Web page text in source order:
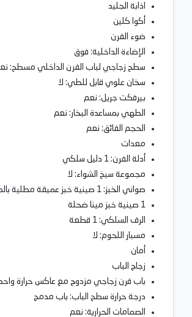
اذابة الجليد
أكوا كلين
ضوء الفرن
الإضاءة الداخلية: فوق
سطح زجاجي لباب الفرن الداخلي مسطح: نعم،
سخان علوي قابل للطي: لا
بيرفكت جريل: نعم
الطهي بمساعدة البخار: نعم
الحجم الفائق: نعم
معدات
أدلة الفرن: 1 دليل سلكي
مجموعة سيخ الشواء: لا
صواني الخبز: 1 صينية خبز عميقة مطلية بالمينا
1 صينية خبز مينا ضحلة
الرف السلكي: 1 قطعة
مسبار اللحوم: لا
أمان
زجاج الباب
باب فرن زجاجي مزدوج مع عاكس حرارة واحد
درجة حرارة سطح الباب: باب مدمج
الصمامات الحرارية: نعم